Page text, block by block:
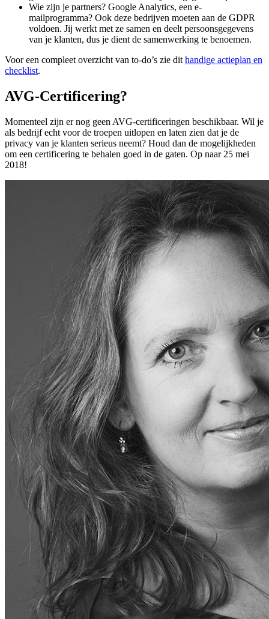
Wie zijn je partners? Google Analytics, een e-
mailprogramma? Ook deze bedrijven moeten aan de GDPR
voldoen. Jij werkt met ze samen en deelt persoonsgegevens
van je klanten, dus je dient de samenwerking te benoemen.
Voor een compleet overzicht van to-do’s zie dit handige actieplan en
checklist.
AVG-Certificering?
Momenteel zijn er nog geen AVG-certificeringen beschikbaar. Wil je
als bedrijf echt voor de troepen uitlopen en laten zien dat je de
privacy van je klanten serieus neemt? Houd dan de mogelijkheden
om een certificering te behalen goed in de gaten. Op naar 25 mei
2018!